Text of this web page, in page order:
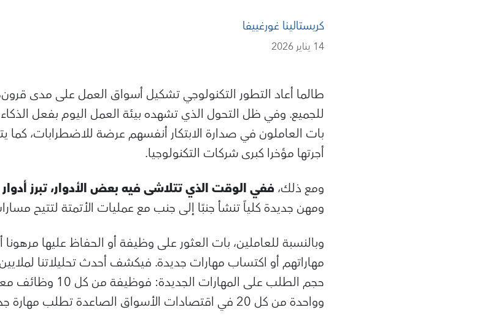
كريستالينا غورغييفا
14 يناير 2026
طالما أعاد التطور التكنولوجي تشكيل أسواق العمل على مدى
للجميع. وفي ظل التحول الذي تشهده بيئة العمل اليوم بفعل
بات العاملون في صدارة الابتكار أنفسهم عرضة للاضطرابات، كما
أجرتها مؤخرا كبرى شركات التكنولوجيا.
ومع ذلك،ففي الوقت الذي تتلاشى فيه بعض الأدوار، تبرز
ومهن جديدة كلياً تنشأ جنبًا إلى جنب مع عمليات الأتمتة لتتيح
وبالنسبة للعاملين، بات العثور على وظيفة أو الحفاظ عليها
مهاراتهم أو اكتساب مهارات جديدة. فيكشف أحدث تحليلاتنا
حجم الطلب على
وواحدة من كل 20 في اقتصادات الأسواق الصاعدة تطلب مهارة جديدة واحدة على الأقل.